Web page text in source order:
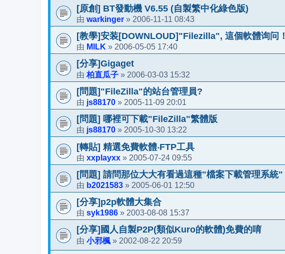
[原創] BT發動機 V6.55 (自製繁中化綠色版)
由 warkinger » 2006-11-11 08:43
[教學]安装[DOWNLOUD]"Filezilla", 這個軟體询问！
由 MILK » 2006-05-05 17:40
[分享]Gigaget
由柏直瓜子 » 2006-03-03 15:32
[問題]"FileZilla"的站台管理員?
由 js88170 » 2005-11-09 20:01
[問題] 哪裡可下載"FileZilla"繁體版
由 js88170 » 2005-10-30 13:22
[轉貼] 精選免費軟體‧FTP工具
由 xxplayxx » 2005-07-24 09:55
[問題] 請問那位大大有看過這種"檔案下載管理系統"
由 b2021583 » 2005-06-01 12:50
[分享]p2p軟體大集合
由 syk1986 » 2003-08-08 15:37
[分享]國人自製P2P(類似Kuro的軟體)免費的唷
由 小邪楓 » 2002-08-22 20:59